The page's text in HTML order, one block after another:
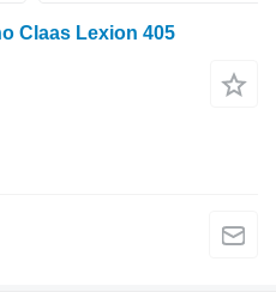
Claas Lexion 405